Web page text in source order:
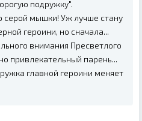
подружку".
серой мышки! Уж лучше стану
героини, но сначала...
внимания Пресветлого
привлекательный парень...
главной героини меняет